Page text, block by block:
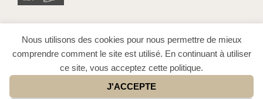
Nous utilisons des cookies pour nous permettre de mieux
comprendre comment le site est utilisé. En continuant à utiliser
ce site, vous acceptez cette politique.
J'ACCEPTE